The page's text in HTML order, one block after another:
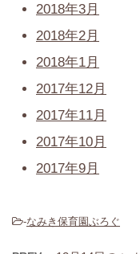
2018年3月
2018年2月
2018年1月
2017年12月
2017年11月
2017年10月
2017年9月
-なみき保育園ぶろぐ